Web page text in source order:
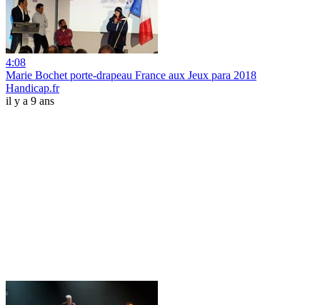
4:08
Marie Bochet porte-drapeau France aux Jeux para 2018
Handicap.fr
il y a 9 ans